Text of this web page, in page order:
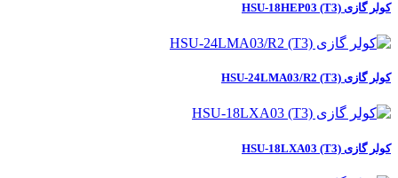
کولر گازی HSU-18HEP03 (T3)
کولر گازی HSU-24LMA03/R2 (T3)
کولر گازی HSU-18LXA03 (T3)